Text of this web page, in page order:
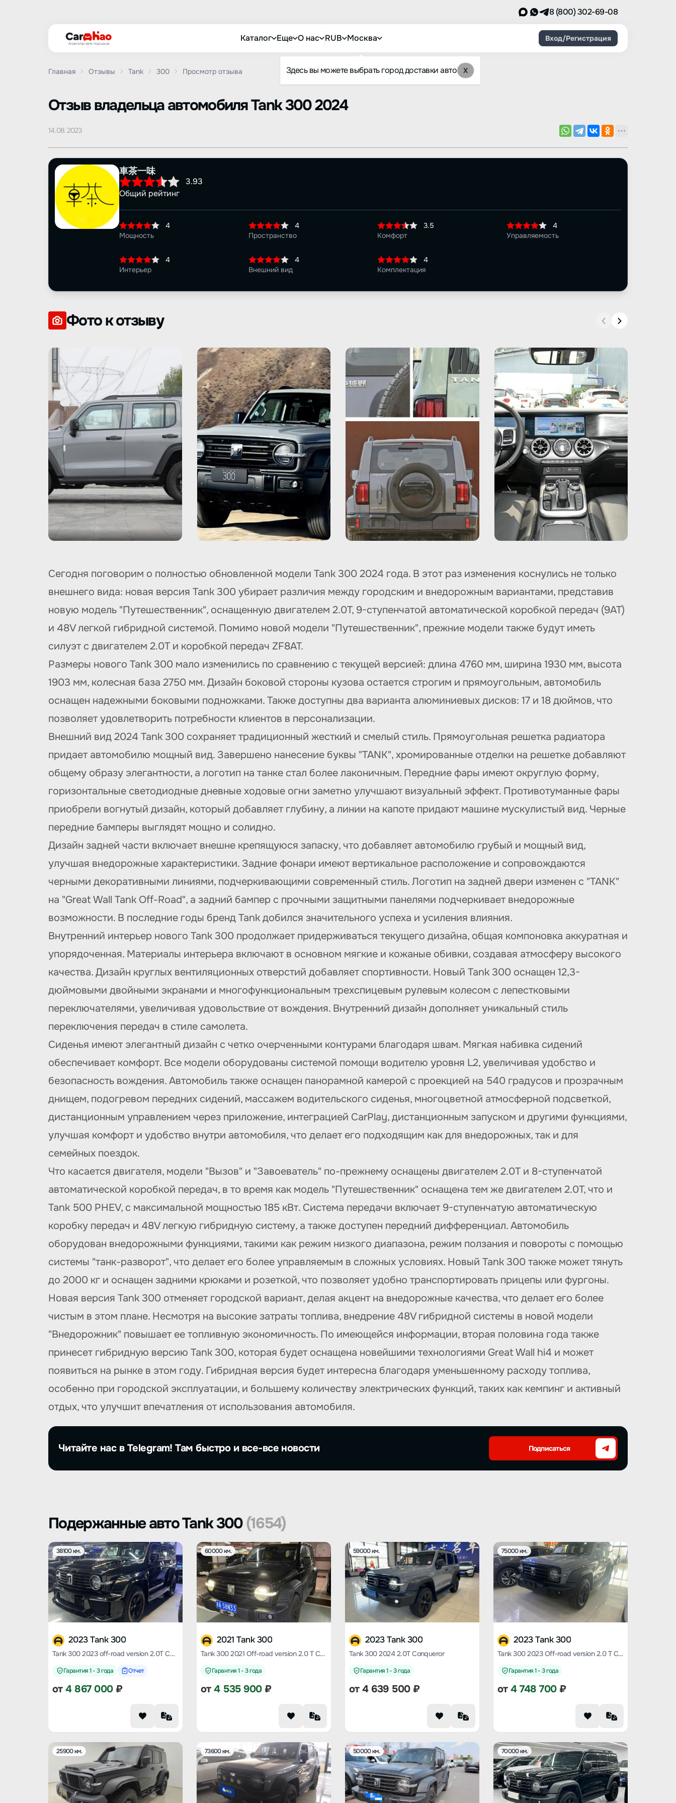
8 (800) 302-69-08
Агрегатор авто под заказ
Каталог Еще О нас RUB Москва
Здесь вы можете выбрать город доставки авто X
Вход/Регистрация
Главная Отзывы Tank 300 Просмотр отзыва
Oтзыв владельца автомобиляTank 300 2024
14.08.2023
車茶一味
3.93
Общий рейтинг
4
Мощность
4
Пространство
3.5
Комфорт
4
Управляемость
4
Интерьер
4
Внешний вид
4
Комплектация
Фото к отзыву
Сегодня поговорим о полностью обновленной модели Tank 300 2024 года. В этот раз изменения коснулись не только
внешнего вида: новая версия Tank 300 убирает различия между городским и внедорожным вариантами, представив
новую модель "Путешественник", оснащенную двигателем 2.0T, 9-ступенчатой автоматической коробкой передач (9AT)
и 48V легкой гибридной системой. Помимо новой модели "Путешественник", прежние модели также будут иметь
силуэт с двигателем 2.0T и коробкой передач ZF8AT.
Размеры нового Tank 300 мало изменились по сравнению с текущей версией: длина 4760 мм, ширина 1930 мм, высота
1903 мм, колесная база 2750 мм. Дизайн боковой стороны кузова остается строгим и прямоугольным, автомобиль
оснащен надежными боковыми подножками. Также доступны два варианта алюминиевых дисков: 17 и 18 дюймов, что
позволяет удовлетворить потребности клиентов в персонализации.
Внешний вид 2024 Tank 300 сохраняет традиционный жесткий и смелый стиль. Прямоугольная решетка радиатора
придает автомобилю мощный вид. Завершено нанесение буквы "TANK", хромированные отделки на решетке добавляют
общему образу элегантности, а логотип на танке стал более лаконичным. Передние фары имеют округлую форму,
горизонтальные светодиодные дневные ходовые огни заметно улучшают визуальный эффект. Противотуманные фары
приобрели вогнутый дизайн, который добавляет глубину, а линии на капоте придают машине мускулистый вид. Черные
передние бамперы выглядят мощно и солидно.
Дизайн задней части включает внешне крепящуюся запаску, что добавляет автомобилю грубый и мощный вид,
улучшая внедорожные характеристики. Задние фонари имеют вертикальное расположение и сопровождаются
черными декоративными линиями, подчеркивающими современный стиль. Логотип на задней двери изменен с "TANK"
на "Great Wall Tank Off-Road", а задний бампер с прочными защитными панелями подчеркивает внедорожные
возможности. В последние годы бренд Tank добился значительного успеха и усиления влияния.
Внутренний интерьер нового Tank 300 продолжает придерживаться текущего дизайна, общая компоновка аккуратная и
упорядоченная. Материалы интерьера включают в основном мягкие и кожаные обивки, создавая атмосферу высокого
качества. Дизайн круглых вентиляционных отверстий добавляет спортивности. Новый Tank 300 оснащен 12,3-
дюймовыми двойными экранами и многофункциональным трехспицевым рулевым колесом с лепестковыми
переключателями, увеличивая удовольствие от вождения. Внутренний дизайн дополняет уникальный стиль
переключения передач в стиле самолета.
Сиденья имеют элегантный дизайн с четко очерченными контурами благодаря швам. Мягкая набивка сидений
обеспечивает комфорт. Все модели оборудованы системой помощи водителю уровня L2, увеличивая удобство и
безопасность вождения. Автомобиль также оснащен панорамной камерой с проекцией на 540 градусов и прозрачным
днищем, подогревом передних сидений, массажем водительского сиденья, многоцветной атмосферной подсветкой,
дистанционным управлением через приложение, интеграцией CarPlay, дистанционным запуском и другими функциями,
улучшая комфорт и удобство внутри автомобиля, что делает его подходящим как для внедорожных, так и для
семейных поездок.
Что касается двигателя, модели "Вызов" и "Завоеватель" по-прежнему оснащены двигателем 2.0T и 8-ступенчатой
автоматической коробкой передач, в то время как модель "Путешественник" оснащена тем же двигателем 2.0T, что и
Tank 500 PHEV, с максимальной мощностью 185 кВт. Система передачи включает 9-ступенчатую автоматическую
коробку передач и 48V легкую гибридную систему, а также доступен передний дифференциал. Автомобиль
оборудован внедорожными функциями, такими как режим низкого диапазона, режим ползания и повороты с помощью
системы "танк-разворот", что делает его более управляемым в сложных условиях. Новый Tank 300 также может тянуть
до 2000 кг и оснащен задними крюками и розеткой, что позволяет удобно транспортировать прицепы или фургоны.
Новая версия Tank 300 отменяет городской вариант, делая акцент на внедорожные качества, что делает его более
чистым в этом плане. Несмотря на высокие затраты топлива, внедрение 48V гибридной системы в новой модели
"Внедорожник" повышает ее топливную экономичность. По имеющейся информации, вторая половина года также
принесет гибридную версию Tank 300, которая будет оснащена новейшими технологиями Great Wall hi4 и может
появиться на рынке в этом году. Гибридная версия будет интересна благодаря уменьшенному расходу топлива,
особенно при городской эксплуатации, и большему количеству электрических функций, таких как кемпинг и активный
отдых, что улучшит впечатления от использования автомобиля.
Читайте нас в Telegram! Там быстро и все-все новости Подписаться
Подержанные авто Tank 300(1654)
38100 км.
2023 Tank 300
Tank 300 2023 off-road version 2.0T Challenger
Гарантия 1 - 3 года Отчет
от4 867 000₽
60000 км.
2021 Tank 300
Tank 300 2021 Off-road version 2.0 T Conqueror
Гарантия 1 - 3 года
от4 535 900₽
59000 км.
2023 Tank 300
Tank 300 2024 2.0T Conqueror
Гарантия 1 - 3 года
от4 639 500₽
75000 км.
2023 Tank 300
Tank 300 2023 Off-road version 2.0 T Conqueror
Гарантия 1 - 3 года
от4 748 700₽
25900 км. 73600 км. 50000 км. 70000 км.